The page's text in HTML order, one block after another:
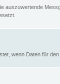
auszuwertende
wenn Daten für